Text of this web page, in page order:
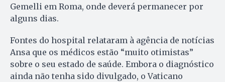
Gemelli em Roma, onde deverá permanecer por
alguns dias.
Fontes do hospital relataram à agência de notícias
Ansa que os médicos estão “muito otimistas”
sobre o seu estado de saúde. Embora o diagnóstico
ainda não tenha sido divulgado, o Vaticano